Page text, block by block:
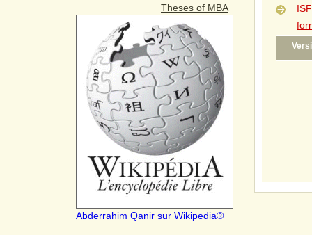
Theses of MBA
Abderrahim Qanir sur Wikipedia®